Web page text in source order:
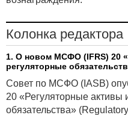
Колонка редактора
1. О новом МСФО (IFRS) 20
регуляторные
Совет по МСФО (IASB)
20 «Регуляторные активы
обязательства»